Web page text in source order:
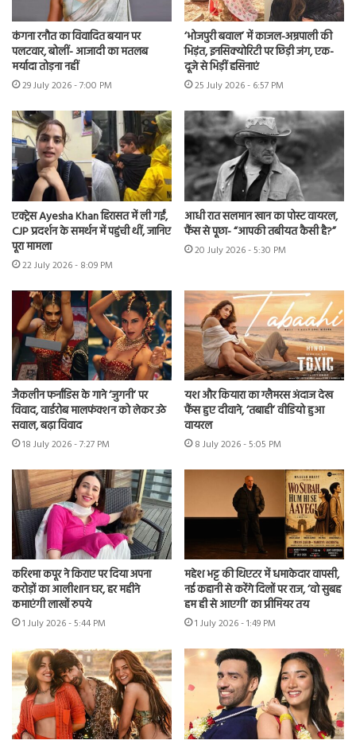
कंगना रनौत का विवादित बयान पर
पलटवार, बोलीं- आजादी का मतलब
मर्यादा तोड़ना नहीं
29 July 2026 - 7:00 PM
‘भोजपुरी बवाल’ में काजल-अम्रपाली की
भिड़ंत, इनसिक्योरिटी पर छिड़ी जंग, एक-
दूजे से भिड़ीं हसिनाएं
25 July 2026 - 6:57 PM
एक्ट्रेस Ayesha Khan हिरासत में ली गईं,
CJP प्रदर्शन के समर्थन में पहुंची थीं, जानिए
पूरा मामला
22 July 2026 - 8:09 PM
आधी रात सलमान खान का पोस्ट वायरल,
फैंस से पूछा- “आपकी तबीयत कैसी है?”
20 July 2026 - 5:30 PM
जैकलीन फर्नांडिस के गाने ‘जुगनी’ पर
विवाद, वार्डरोब मालफंक्शन को लेकर उठे
सवाल, बढ़ा विवाद
18 July 2026 - 7:27 PM
यश और कियारा का ग्लैमरस अंदाज देख
फैंस हुए दीवाने, ‘तबाही’ वीडियो हुआ
वायरल
8 July 2026 - 5:05 PM
करिश्मा कपूर ने किराए पर दिया अपना
करोड़ों का आलीशान घर, हर महीने
कमाएंगी लाखों रुपये
1 July 2026 - 5:44 PM
महेश भट्ट की थिएटर में धमाकेदार वापसी,
नई कहानी से करेंगे दिलों पर राज, ‘वो सुबह
हम ही से आएगी’ का प्रीमियर तय
1 July 2026 - 1:49 PM